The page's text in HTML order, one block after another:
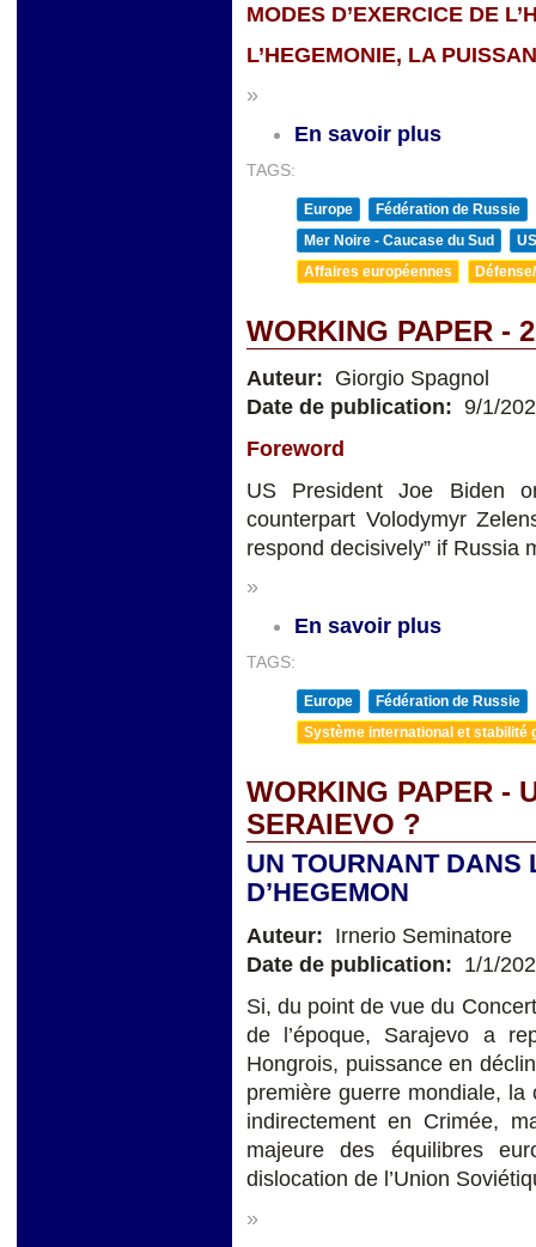
MODES D’EXERCICE DE
L’HEGEMONIE, LA
»
En savoir plus
TAGS:
Europe
Fédération de Russie
Mer Noire - Caucase du Sud
Affaires européennes
WORKING PAPER -
Auteur: Giorgio Spagnol
Date de publication: 9/1/
Foreword
US President Joe Biden
counterpart Volodymyr
respond decisively” if Russia
»
En savoir plus
TAGS:
Europe
Fédération de Russie
Système international et stabilité
WORKING PAPER -
SERAIEVO ?
UN TOURNANT DANS
D’HEGEMON
Auteur: Irnerio Seminatore
Date de publication: 1/1/
Si, du point de vue du
de l’époque, Sarajevo a
Hongrois, puissance en
première guerre mondiale,
indirectement en Crimée,
majeure des équilibres
dislocation de l’Union
»